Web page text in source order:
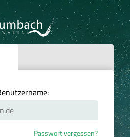
Passwort vergessen?